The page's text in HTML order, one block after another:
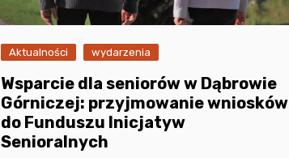
Aktualności wydarzenia
Wsparcie dla seniorów w Dąbrowie
Górniczej: przyjmowanie wniosków
do Funduszu Inicjatyw
Senioralnych